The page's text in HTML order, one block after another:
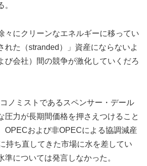
々にクリーンなエネルギーに移ってい
れた（stranded）」資産にならないよ
び会社）間の競争が激化していくだろ
ノミストであるスペンサー・デール
圧力が長期間価格を押さえつけること
OPECおよび非OPECによる協調減産
持ち直してきた市場に水を差してい
準については発言しなかった。